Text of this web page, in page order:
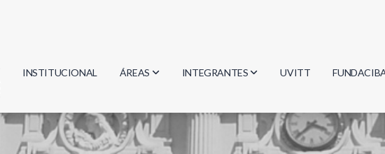
INSTITUCIONAL ÁREAS
Biología
Física
INTEGRANTES
Investigadores
Estudiantes
UVITT